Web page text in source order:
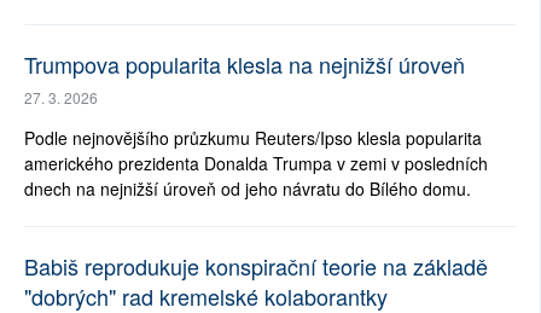
Trumpova popularita klesla na nejnižší úroveň
27. 3. 2026
Podle nejnovějšího průzkumu Reuters/Ipso klesla popularita
amerického prezidenta Donalda Trumpa v zemi v posledních
dnech na nejnižší úroveň od jeho návratu do Bílého domu.
Babiš reprodukuje konspirační teorie na základě
"dobrých" rad kremelské kolaborantky